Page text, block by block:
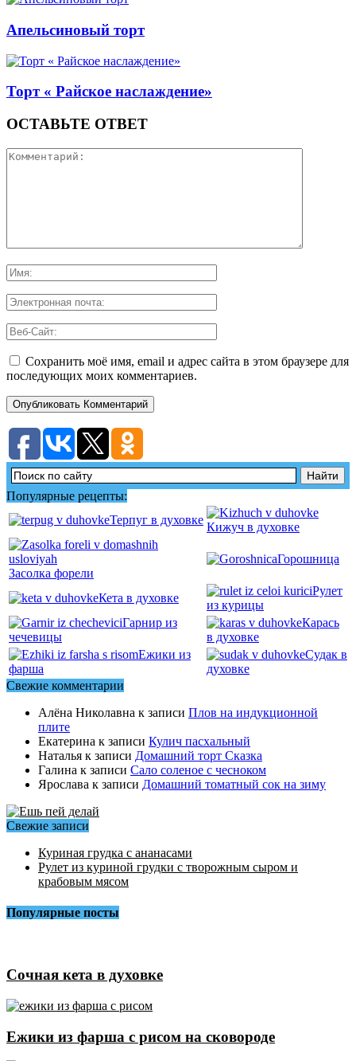
Апельсиновый торт
Торт « Райское наслаждение»
ОСТАВЬТЕ ОТВЕТ
Сохранить моё имя, email и адрес сайта в этом браузере для
последующих моих комментариев.
Популярные рецепты:
Терпуг в духовке
Кижуч в духовке
Засолка форели
Горошница
Кета в духовке
Рулет
из курицы
Гарнир из
чечевицы
Карась
в духовке
Ежики из
фарша
Судак в
духовке
Свежие комментарии
Алёна Николавна к записи Плов на индукционной
плите
Екатерина к записи Кулич пасхальный
Наталья к записи Домашний торт Сказка
Галина к записи Сало соленое с чесноком
Ярослава к записи Домашний томатный сок на зиму
Свежие записи
Куриная грудка с ананасами
Рулет из куриной грудки с творожным сыром и
крабовым мясом
Популярные посты
Сочная кета в духовке
Ежики из фарша с рисом на сковороде